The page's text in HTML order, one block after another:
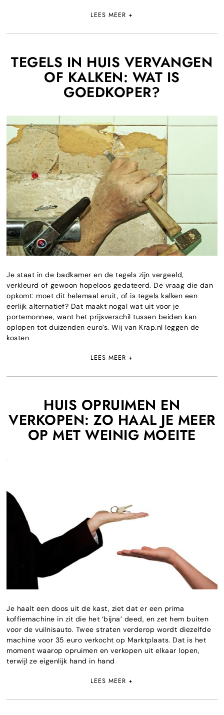
LEES MEER +
TEGELS IN HUIS VERVANGEN
OF KALKEN: WAT IS
GOEDKOPER?
Je staat in de badkamer en de tegels zijn vergeeld,
verkleurd of gewoon hopeloos gedateerd. De vraag die dan
opkomt: moet dit helemaal eruit, of is tegels kalken een
eerlijk alternatief? Dat maakt nogal wat uit voor je
portemonnee, want het prijsverschil tussen beiden kan
oplopen tot duizenden euro’s. Wij van Krap.nl leggen de
kosten
LEES MEER +
HUIS OPRUIMEN EN
VERKOPEN: ZO HAAL JE MEER
OP MET WEINIG MOEITE
Je haalt een doos uit de kast, ziet dat er een prima
koffiemachine in zit die het ‘bijna’ deed, en zet hem buiten
voor de vuilnisauto. Twee straten verderop wordt diezelfde
machine voor 35 euro verkocht op Marktplaats. Dat is het
moment waarop opruimen en verkopen uit elkaar lopen,
terwijl ze eigenlijk hand in hand
LEES MEER +